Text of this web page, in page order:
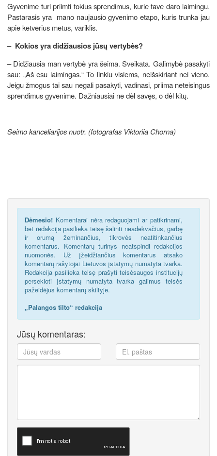
Gyvenime turi priimti tokius sprendimus, kurie tave daro laimingu.
Pastarasis yra mano naujausio gyvenimo etapo, kuris trunka jau
apie ketverius metus, variklis.
–Kokios yra didžiausios jūsų vertybės?
– Didžiausia man vertybė yra šeima. Sveikata. Galimybė pasakyti
sau: „Aš esu laimingas.“ To linkiu visiems, neišskiriant nei vieno.
Jeigu žmogus tai sau negali pasakyti, vadinasi, priima neteisingus
sprendimus gyvenime. Dažniausiai ne dėl savęs, o dėl kitų.
Seimo kanceliarijos nuotr. (fotografas Viktoriia Chorna)
Dėmesio! Komentarai nėra redaguojami ar patikrinami,
bet redakcija pasilieka teisę šalinti neadekvačius, garbę
ir orumą žeminančius, tikrovės neatitinkančius
komentarus. Komentarų turinys neatspindi redakcijos
nuomonės. Už įžeidžiančius komentarus atsako
komentarų rašytojai Lietuvos įstatymų numatyta tvarka.
Redakcija pasilieka teisę prašyti teisėsaugos institucijų
persekioti įstatymų numatyta tvarka galimus teisės
pažeidėjus komentarų skiltyje.
„Palangos tilto“ redakcija
Jūsų komentaras: